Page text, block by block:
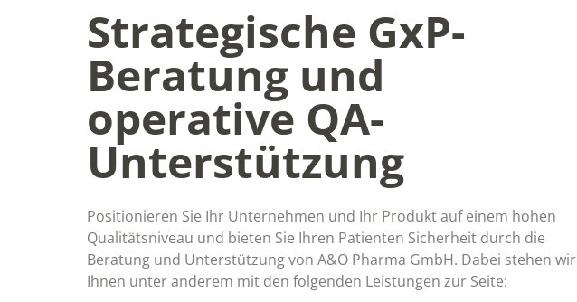
Strategische GxP-
Beratung und
operative QA-
Unterstützung
Positionieren Sie Ihr Unternehmen und Ihr Produkt auf einem hohen
Qualitätsniveau und bieten Sie Ihren Patienten Sicherheit durch die
Beratung und Unterstützung von A&O Pharma GmbH. Dabei stehen wir
Ihnen unter anderem mit den folgenden Leistungen zur Seite: